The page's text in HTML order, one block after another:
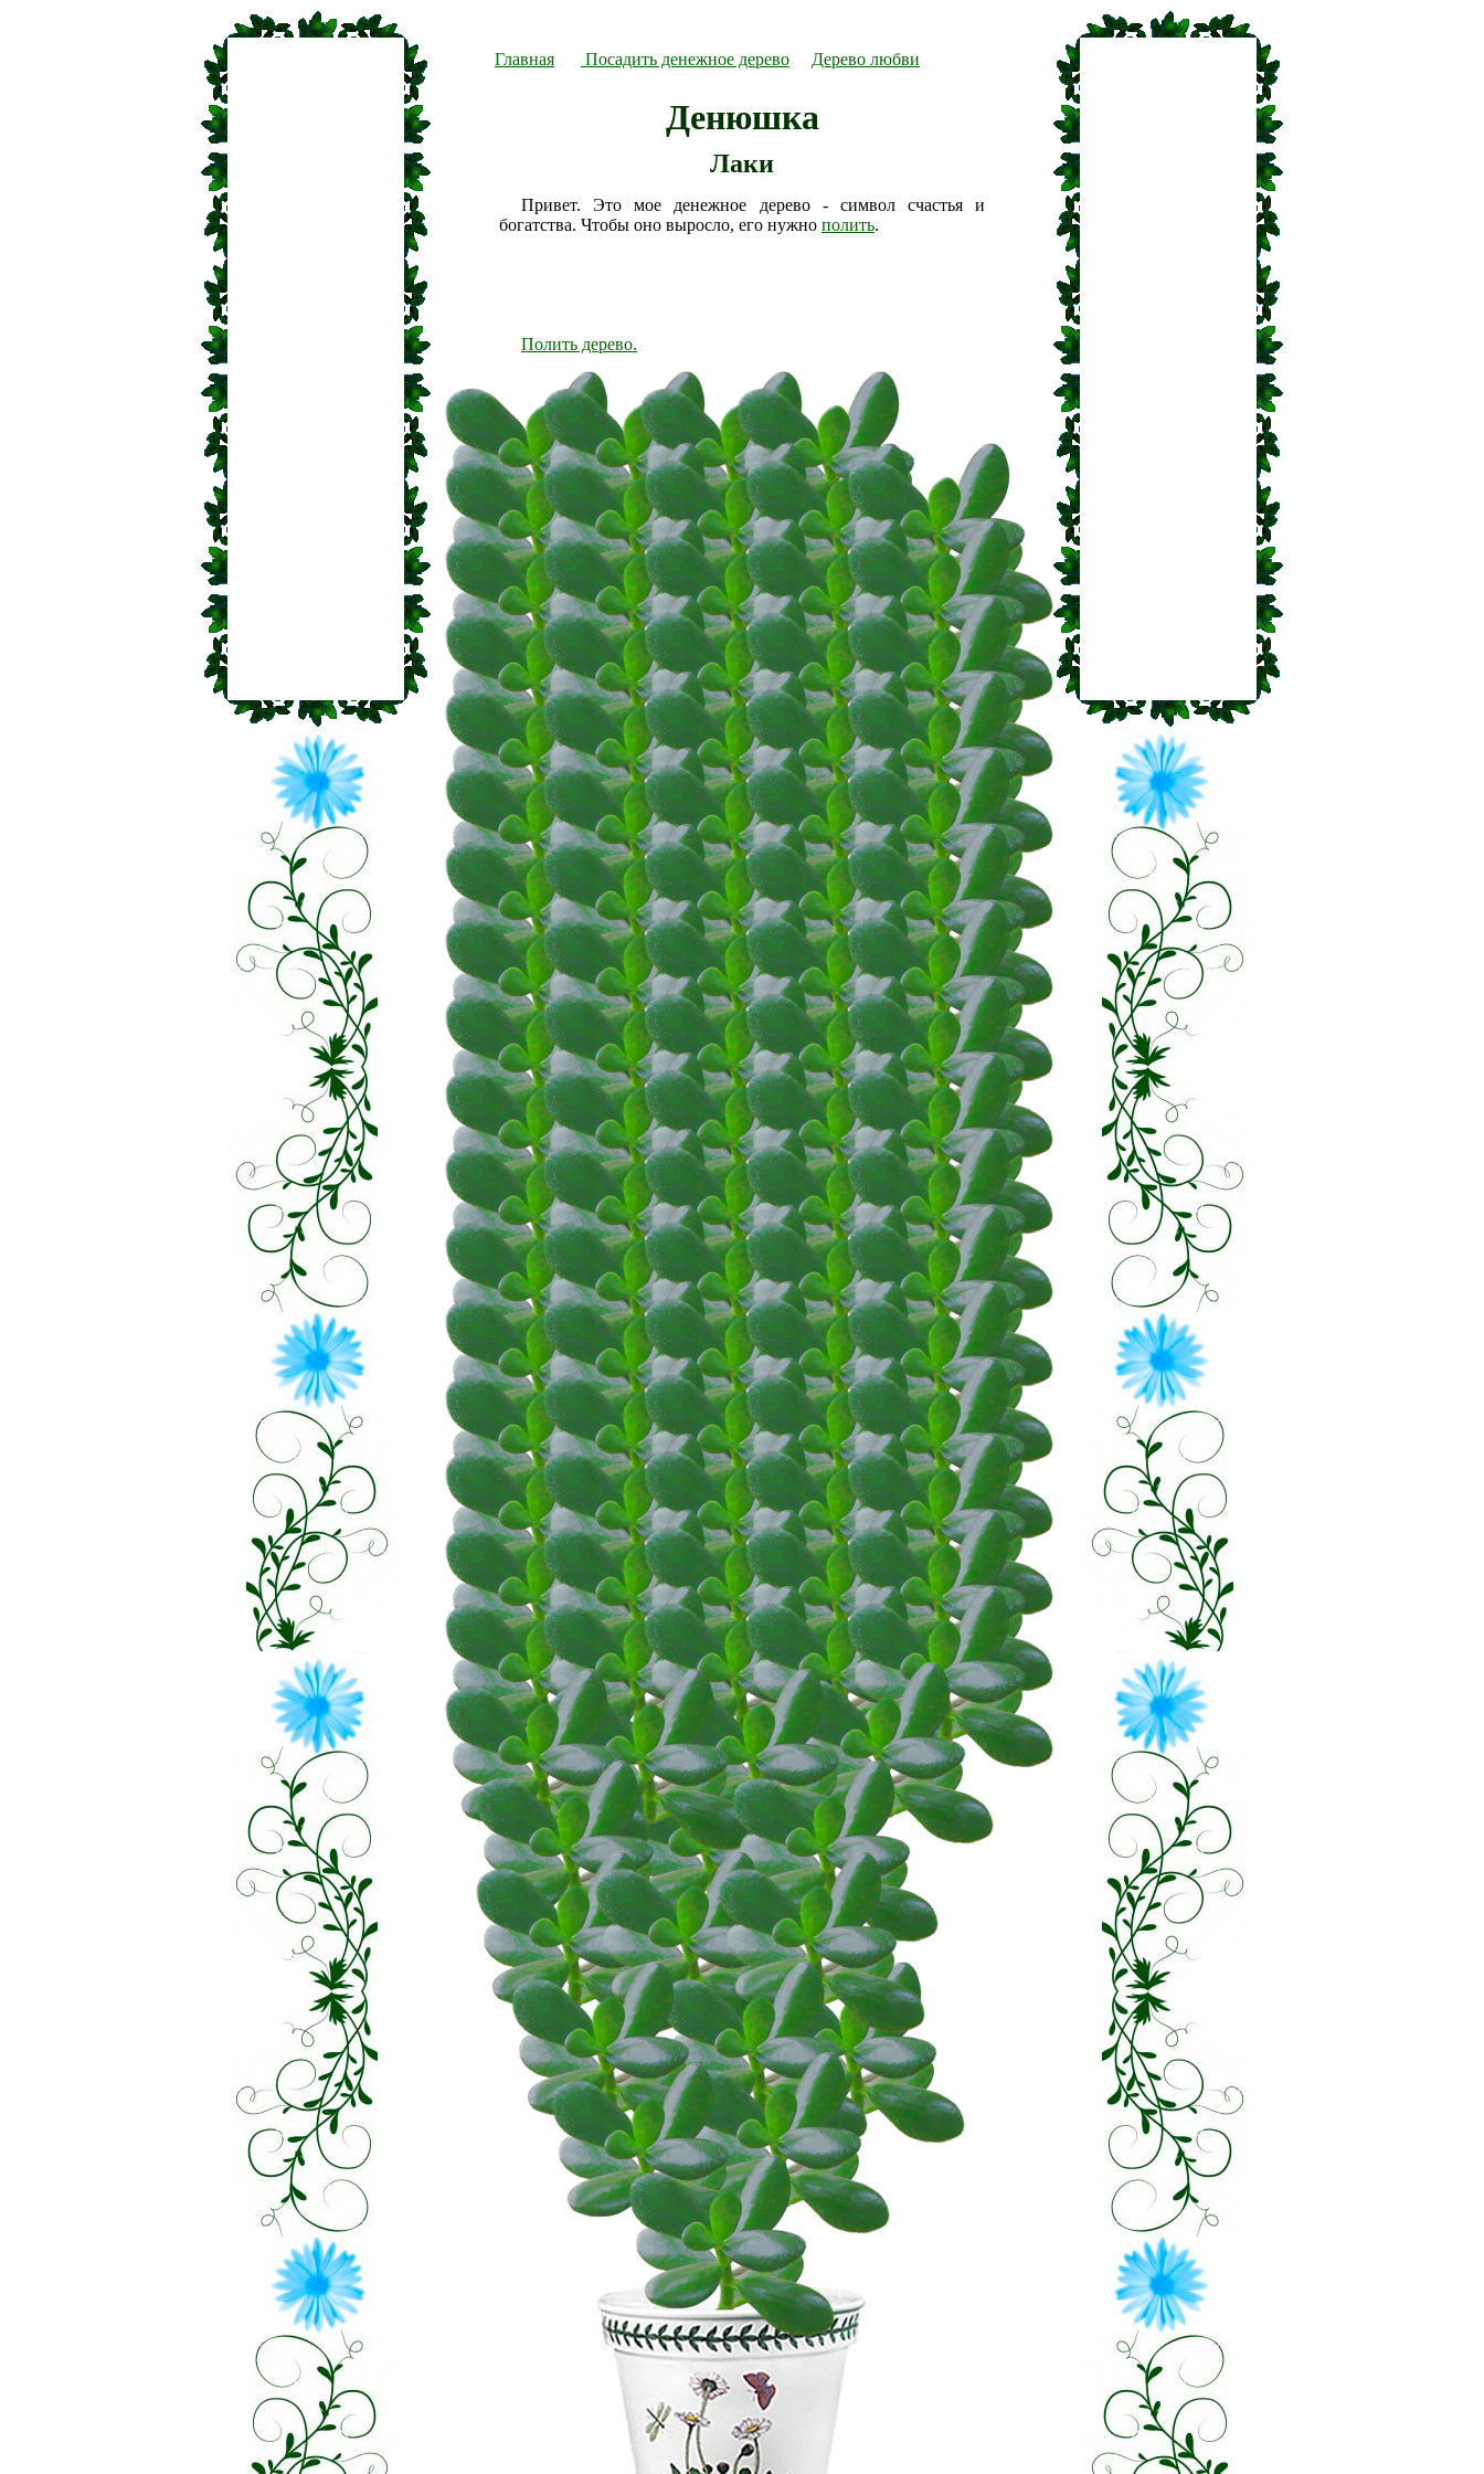
Главная Посадить денежное дерево Дерево любви
Денюшка
Лаки
Привет. Это мое денежное дерево - символ счастья и
богатства. Чтобы оно выросло, его нужно полить.
Полить дерево.